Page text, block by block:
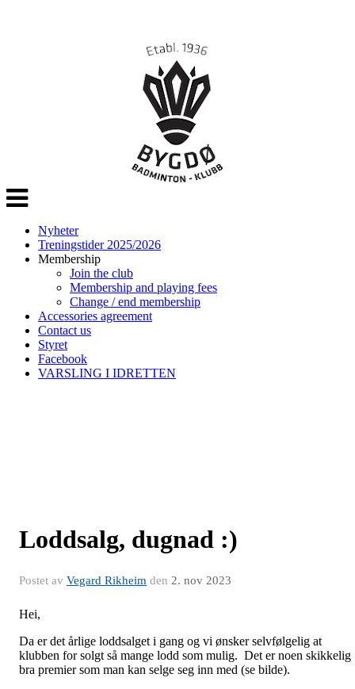
Veksle
navigasjon
Nyheter
Treningstider 2025/2026
Membership
Join the club
Membership and playing fees
Change / end membership
Accessories agreement
Contact us
Styret
Facebook
VARSLING I IDRETTEN
Loddsalg, dugnad :)
Postet av Vegard Rikheim den 2. nov 2023
Hei,
Da er det årlige loddsalget i gang og vi ønsker selvfølgelig at
klubben for solgt så mange lodd som mulig. Det er noen skikkelig
bra premier som man kan selge seg inn med (se bilde).